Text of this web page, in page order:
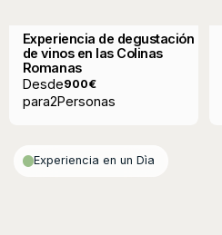
Experiencia de degustación
de vinos en las Colinas
Romanas
Desde900€
para2Personas
Experiencia en un Dìa